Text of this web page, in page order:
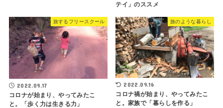
テイ」のススメ
旅するフリースクール
2022.09.17
コロナが始まり、やってみたこ
と。「歩く力は生きる力」
旅のような暮らし
2022.09.16
コロナ禍が始まり、やってみたこ
と。家族で「暮らしを作る」